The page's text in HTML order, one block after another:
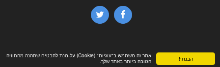
הבנתי!
אתר זה משתמש ב"עוגיות" (Cookie) על-מנת להבטיח שתהנה מהחוויה
הטובה ביותר באתר שלך.